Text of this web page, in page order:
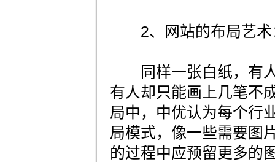
2、网站的布局艺术
同样一张白纸，有人
有人却只能画上几笔不
局中，中优认为每个行
局模式，像一些需要图
的过程中应预留更多的